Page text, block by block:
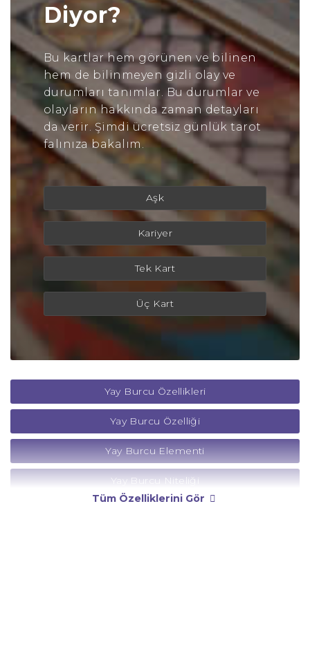
Diyor?
Bu kartlar hem görünen ve bilinen
hem de bilinmeyen gizli olay ve
durumları tanımlar. Bu durumlar ve
olayların hakkında zaman detayları
da verir. Şimdi ücretsiz günlük tarot
falınıza bakalım.
Aşk
Kariyer
Tek Kart
Üç Kart
Yay Burcu Özellikleri
Yay Burcu Özelliği
Yay Burcu Elementi
Yay Burcu Niteliği
Tüm Özelliklerini Gör